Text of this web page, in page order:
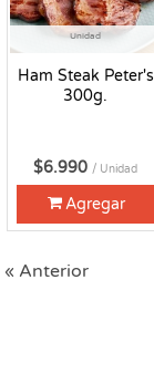
Unidad
Ham Steak Peter's
300g.
$6.990 / Unidad
Agregar
« Anterior